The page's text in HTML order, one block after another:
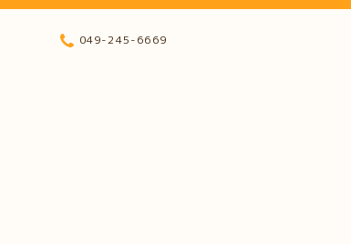
049-245-6669